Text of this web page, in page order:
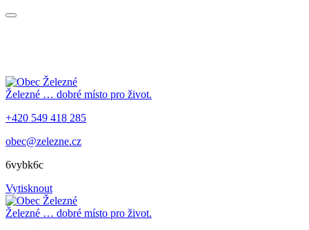
Železné … dobré místo pro život.
+420 549 418 285
obec@zelezne.cz
6vybk6c
Vytisknout
Železné … dobré místo pro život.